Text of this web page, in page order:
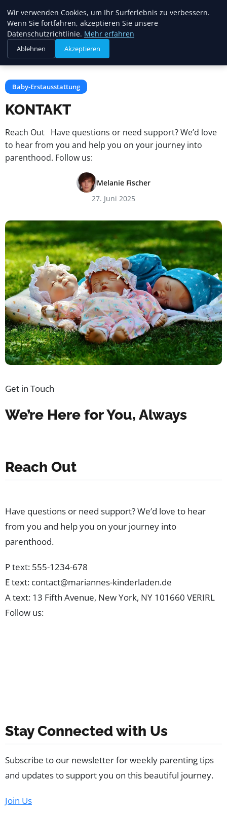
Mariannes
Kinderladen
Startseite Baby-Erstausstattung
Baby-Erstausstattung
KONTAKT
Reach Out Have questions or need support? We’d love
to hear from you and help you on your journey into
parenthood. Follow us:
Melanie Fischer
27. Juni 2025
Get in Touch
We’re Here for You, Always
Reach Out
Have questions or need support? We’d love to hear
from you and help you on your journey into
parenthood.
P text: 555-1234-678
E text: contact@mariannes-kinderladen.de
A text: 13 Fifth Avenue, New York, NY 101660 VERIRL
Follow us:
Stay Connected with Us
Subscribe to our newsletter for weekly parenting tips
and updates to support you on this beautiful journey.
Join Us
Wir verwenden Cookies, um Ihr Surferlebnis zu verbessern.
Wenn Sie fortfahren, akzeptieren Sie unsere
Datenschutzrichtlinie. Mehr erfahren
Ablehnen Akzeptieren